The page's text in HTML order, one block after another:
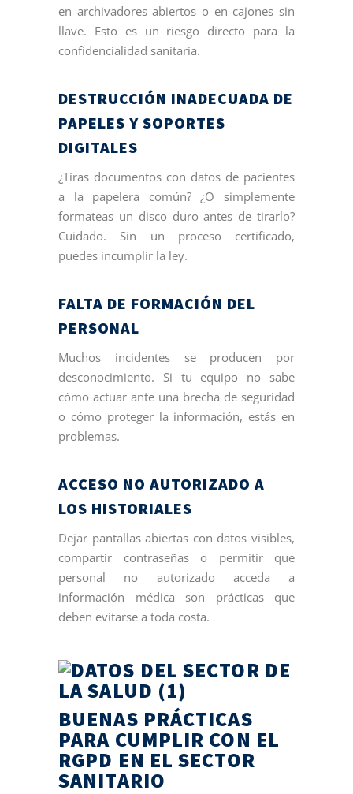
en archivadores abiertos o en cajones sin
llave. Esto es un riesgo directo para la
confidencialidad sanitaria.
DESTRUCCIÓN INADECUADA DE
PAPELES Y SOPORTES
DIGITALES
¿Tiras documentos con datos de pacientes
a la papelera común? ¿O simplemente
formateas un disco duro antes de tirarlo?
Cuidado. Sin un proceso certificado,
puedes incumplir la ley.
FALTA DE FORMACIÓN DEL
PERSONAL
Muchos incidentes se producen por
desconocimiento. Si tu equipo no sabe
cómo actuar ante una brecha de seguridad
o cómo proteger la información, estás en
problemas.
ACCESO NO AUTORIZADO A
LOS HISTORIALES
Dejar pantallas abiertas con datos visibles,
compartir contraseñas o permitir que
personal no autorizado acceda a
información médica son prácticas que
deben evitarse a toda costa.
BUENAS PRÁCTICAS
PARA CUMPLIR CON EL
RGPD EN EL SECTOR
SANITARIO